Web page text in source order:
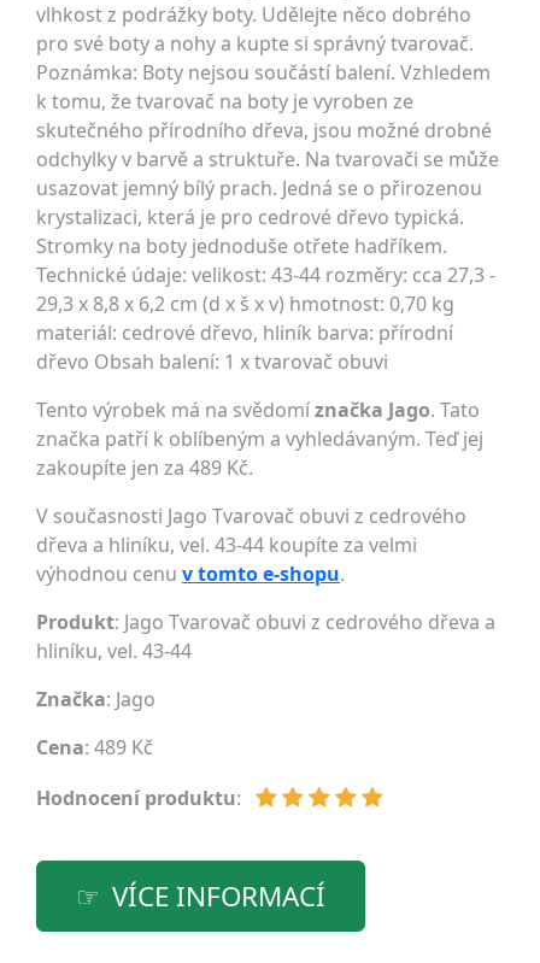
vlhkost z podrážky boty. Udělejte něco dobrého
pro své boty a nohy a kupte si správný tvarovač.
Poznámka: Boty nejsou součástí balení. Vzhledem
k tomu, že tvarovač na boty je vyroben ze
skutečného přírodního dřeva, jsou možné drobné
odchylky v barvě a struktuře. Na tvarovači se může
usazovat jemný bílý prach. Jedná se o přirozenou
krystalizaci, která je pro cedrové dřevo typická.
Stromky na boty jednoduše otřete hadříkem.
Technické údaje: velikost: 43-44 rozměry: cca 27,3 -
29,3 x 8,8 x 6,2 cm (d x š x v) hmotnost: 0,70 kg
materiál: cedrové dřevo, hliník barva: přírodní
dřevo Obsah balení: 1 x tvarovač obuvi
Tento výrobek má na svědomíznačka Jago. Tato
značka patří k oblíbeným a vyhledávaným. Teď jej
zakoupíte jen za 489 Kč.
V současnosti Jago Tvarovač obuvi z cedrového
dřeva a hliníku, vel. 43-44 koupíte za velmi
výhodnou cenu v tomto e-shopu.
Produkt: Jago Tvarovač obuvi z cedrového dřeva a
hliníku, vel. 43-44
Značka: Jago
Cena: 489 Kč
Hodnocení produktu:
VÍCE INFORMACÍ